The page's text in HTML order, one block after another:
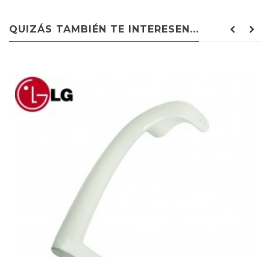
QUIZÁS TAMBIÉN TE INTERESEN...